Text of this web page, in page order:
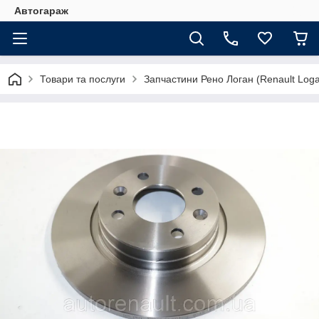
Автогараж
Товари та послуги Запчастини Рено Логан (Renault